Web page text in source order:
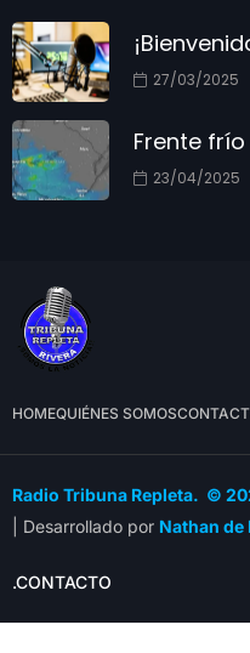
27/03/2025
Frente
23/04/2025
HOMEQUIÉNES SOMOS
Radio Tribuna Repleta. ©
| Desarrollado por Nathan de
.CONTACTO